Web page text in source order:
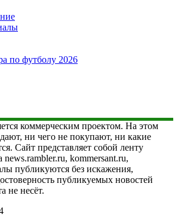
по футболу 2026
коммерческим проектом. На этом
ни чего не покупают, ни какие
Сайт представляет собой ленту
news.rambler.ru, kommersant.ru,
публикуются без искажения,
публикуемых новостей
не несёт.